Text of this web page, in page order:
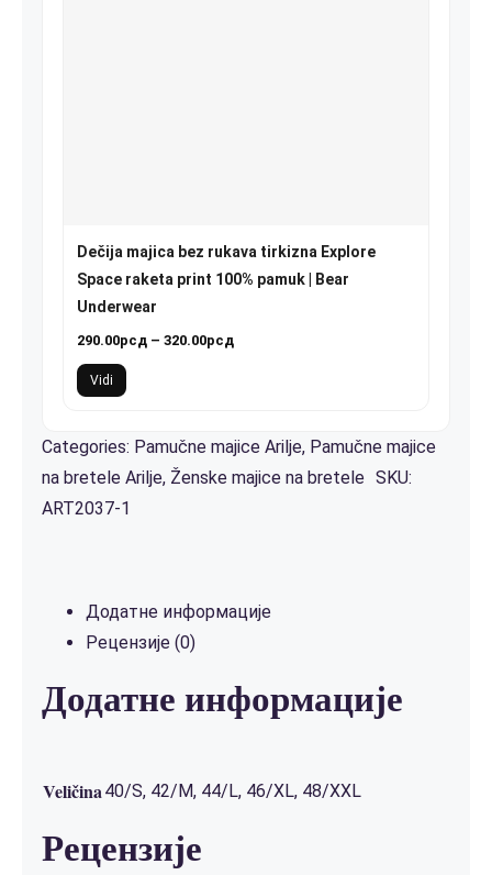
Dečija majica bez rukava tirkizna Explore
Space raketa print 100% pamuk | Bear
Underwear
290.00рсд – 320.00рсдРаспон
до
Vidi
Categories: Pamučne majice Arilje, Pamučne majice
na bretele Arilje, Ženske majice na bretele SKU:
ART2037-1
Додатне информације
Рецензије (0)
Додатне информације
Veličina40/S, 42/M, 44/L, 46/XL, 48/XXL
Рецензије